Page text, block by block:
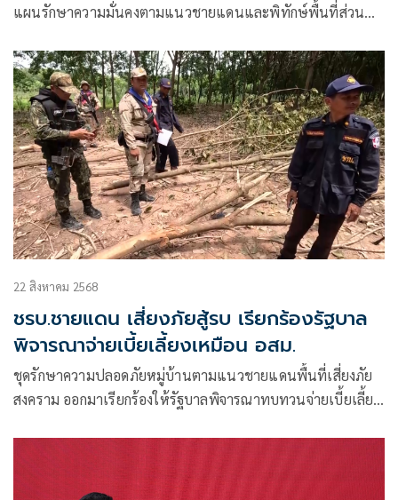
แผนรักษาความมั่นคงตามแนวชายแดนและพิทักษ์พื้นที่ส่วน
งานชายแดน พร้อมหนุนงบสร้างหลุมหลบภัย
22 สิงหาคม 2568
ชรบ.ชายแดน เสี่ยงภัยสู้รบ เรียกร้องรัฐบาล
พิจารณาจ่ายเบี้ยเลี้ยงเหมือน อสม.
ชุดรักษาความปลอดภัยหมู่บ้านตามแนวชายแดนพื้นที่เสี่ยงภัย
สงคราม ออกมาเรียกร้องให้รัฐบาลพิจารณาทบทวนจ่ายเบี้ยเลี้ยง